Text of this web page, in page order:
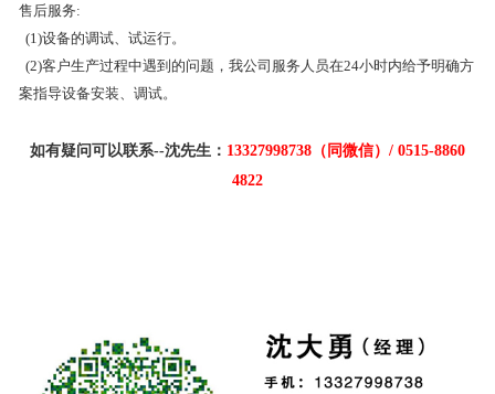
售后服务:
(1)设备的调试、试运行。
(2)客户生产过程中遇到的问题，我公司服务人员在24小时内给予明确方
案指导设备安装、调试。
如有疑问可以联系--沈先生： 13327998738（同微信）/ 0515-8860
4822